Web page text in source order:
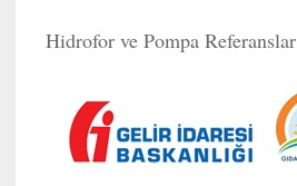
Hidrofor ve Pompa Referanslar